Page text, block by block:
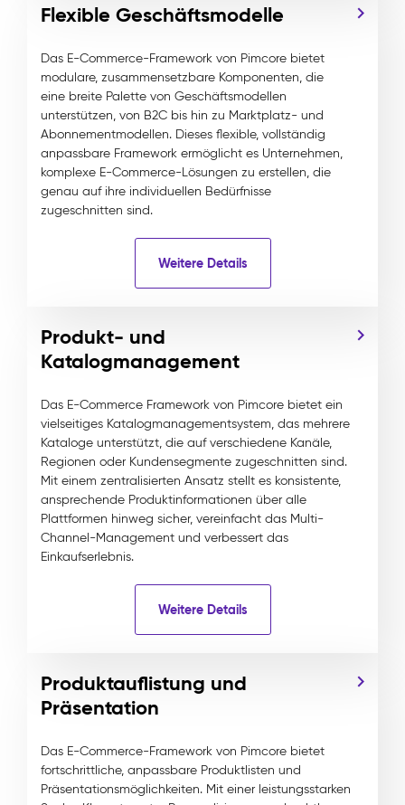
Flexible Geschäftsmodelle
Das E-Commerce-Framework von Pimcore bietet
modulare, zusammensetzbare Komponenten, die
eine breite Palette von Geschäftsmodellen
unterstützen, von B2C bis hin zu Marktplatz- und
Abonnementmodellen. Dieses flexible, vollständig
anpassbare Framework ermöglicht es Unternehmen,
komplexe E-Commerce-Lösungen zu erstellen, die
genau auf ihre individuellen Bedürfnisse
zugeschnitten sind.
Weitere Details
Produkt- und
Katalogmanagement
Das E-Commerce Framework von Pimcore bietet ein
vielseitiges Katalogmanagementsystem, das mehrere
Kataloge unterstützt, die auf verschiedene Kanäle,
Regionen oder Kundensegmente zugeschnitten sind.
Mit einem zentralisierten Ansatz stellt es konsistente,
ansprechende Produktinformationen über alle
Plattformen hinweg sicher, vereinfacht das Multi-
Channel-Management und verbessert das
Einkaufserlebnis.
Weitere Details
Produktauflistung und
Präsentation
Das E-Commerce-Framework von Pimcore bietet
fortschrittliche, anpassbare Produktlisten und
Präsentationsmöglichkeiten. Mit einer leistungsstarken